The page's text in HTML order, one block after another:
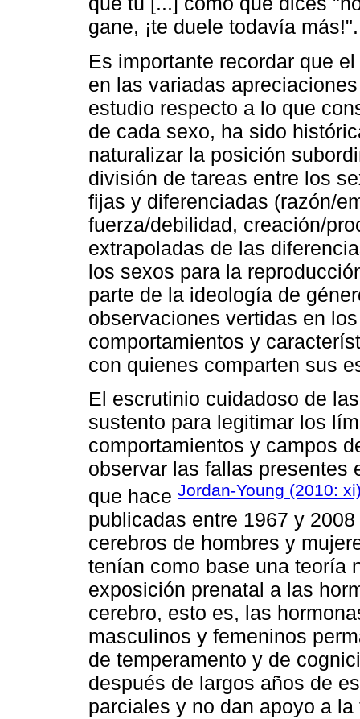
gane, ¡te duele todavía más!".
Es importante recordar que
en las variadas
estudio respecto a lo que
de cada sexo, ha sido
naturalizar la posición
división de tareas entre los
fijas y diferenciadas (razón/
fuerza/debilidad, creación/
extrapoladas de las
los sexos para la
parte de la ideología de
observaciones vertidas en
comportamientos y
con quienes comparten sus
El escrutinio cuidadoso de
sustento para legitimar los
comportamientos y campos
observar las fallas presentes
que hace Jordan-Young (2010:
publicadas entre 1967 y
cerebros de hombres y
tenían como base una teoría
exposición prenatal a las
cerebro, esto es, las
masculinos y femeninos
de temperamento y de
después de largos años de
parciales y no dan apoyo a la